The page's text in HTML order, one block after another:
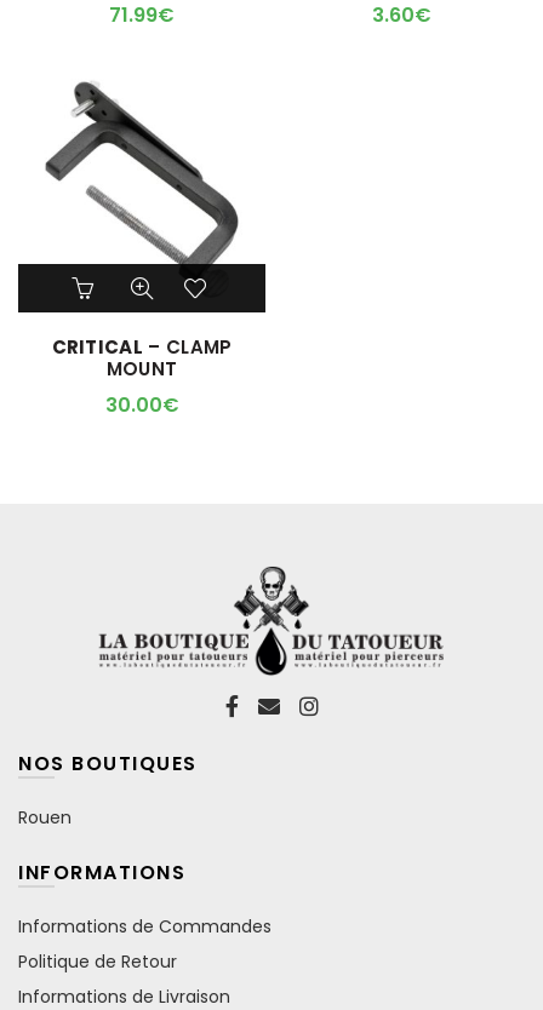
71.99€ 3.60€
CRITICAL – CLAMP
MOUNT
30.00€
NOS BOUTIQUES
Rouen
INFORMATIONS
Informations de Commandes
Politique de Retour
Informations de Livraison